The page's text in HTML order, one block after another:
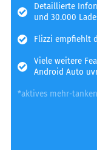
Detaillierte
und 30.000
Flizzi empfiehlt
Viele weitere
Android Auto
*aktives mehr-